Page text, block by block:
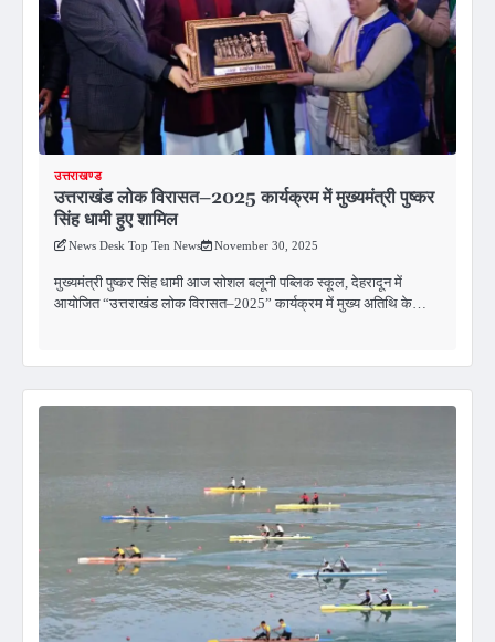
उत्तराखण्ड
उत्तराखंड लोक विरासत–2025 कार्यक्रम में मुख्यमंत्री पुष्कर
सिंह धामी हुए शामिल
News Desk Top Ten News November 30, 2025
मुख्यमंत्री पुष्कर सिंह धामी आज सोशल बलूनी पब्लिक स्कूल, देहरादून में
आयोजित “उत्तराखंड लोक विरासत–2025” कार्यक्रम में मुख्य अतिथि के…